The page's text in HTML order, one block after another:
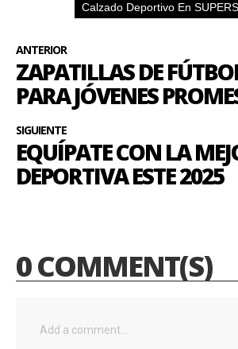
Calzado Deportivo En
ANTERIOR
ZAPATILLAS DE
PARA JÓVENES
SIGUIENTE
EQUÍPATE CON LA
DEPORTIVA ESTE 2025
0 COMMENT(S)